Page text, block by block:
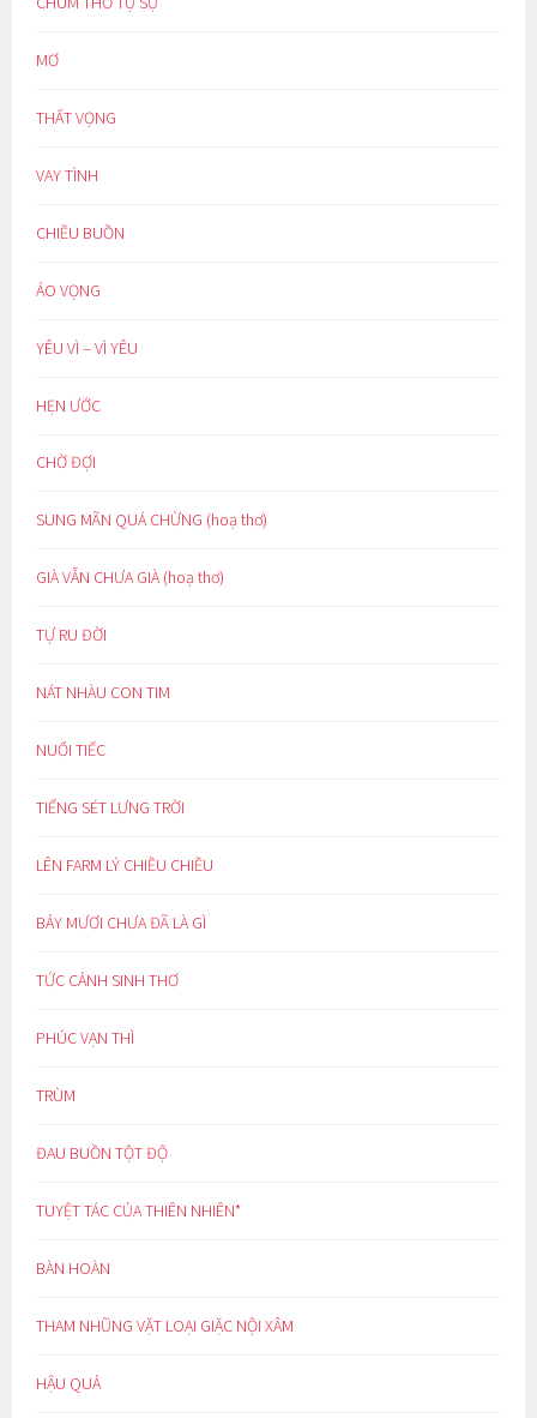
MƠ
THẤT VỌNG
VAY TÌNH
CHIỀU BUỒN
ẢO VỌNG
YÊU VÌ – VÌ YÊU
HẸN ƯỚC
CHỜ ĐỢI
SUNG MÃN QUÁ CHỪNG (hoạ thơ)
GIÀ VẪN CHƯA GIÀ (hoạ thơ)
TỰ RU ĐỜI
NÁT NHÀU CON TIM
NUỐI TIẾC
TIẾNG SÉT LƯNG TRỜI
LÊN FARM LÝ CHIỀU CHIỀU
BẢY MƯƠI CHƯA ĐÃ LÀ GÌ
TỨC CẢNH SINH THƠ
PHÚC VẠN THÌ
TRÙM
ĐAU BUỒN TỘT ĐỘ
TUYỆT TÁC CỦA THIÊN NHIÊN*
BÀN HOÀN
THAM NHŨNG VẶT LOẠI GIẶC NỘI XÂM
HẬU QUẢ